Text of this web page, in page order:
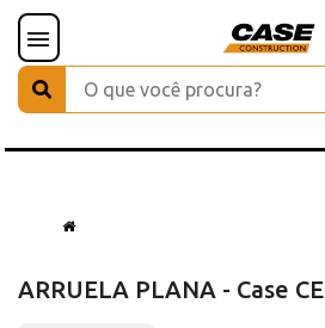
ARRUELA PLANA - Case CE